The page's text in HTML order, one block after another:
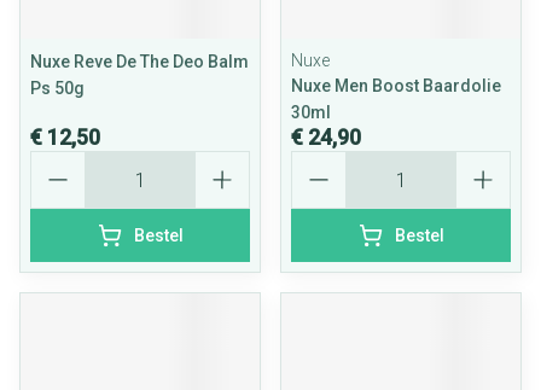
Nuxe Reve De The Deo Balm
Ps 50g
€ 12,50
Bestel
Nuxe
Nuxe Men Boost Baardolie
30ml
€ 24,90
Bestel